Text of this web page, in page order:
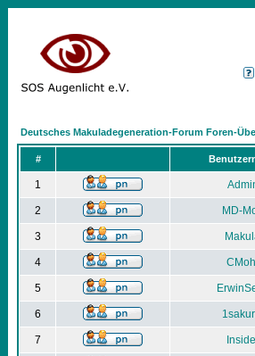
Deutsches Makuladegeneration-Forum Foren-
#
1
2 MD-
3
4
5
6
7